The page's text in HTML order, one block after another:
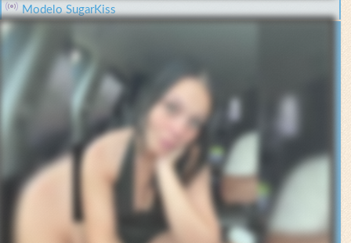
Modelo SugarKiss